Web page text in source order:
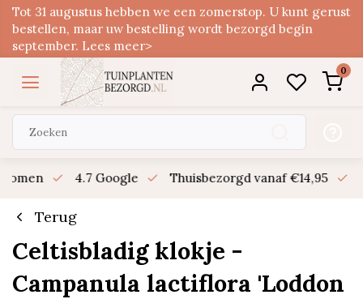
Tot 31 augustus hebben we een zomerstop. U kunt gerust
bestellen, maar uw bestelling wordt bezorgd begin
september. Lees meer>
0
4.7 Google Thuisbezorgd vanaf €14,95
Terug
Celtisbladig klokje -
Campanula lactiflora 'Loddon